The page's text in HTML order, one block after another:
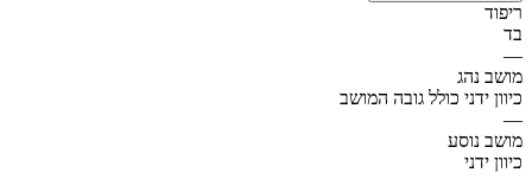
ריפוד
בד
—
מושב נהג
כיוון ידני כולל גובה המושב
—
מושב נוסע
כיוון ידני